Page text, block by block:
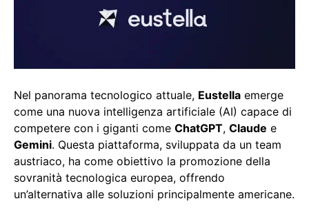
Nel panorama tecnologico attuale, Eustella emerge
come una nuova intelligenza artificiale (AI) capace di
competere con i giganti come ChatGPT, Claude e
Gemini. Questa piattaforma, sviluppata da un team
austriaco, ha come obiettivo la promozione della
sovranità tecnologica europea, offrendo
un’alternativa alle soluzioni principalmente americane.